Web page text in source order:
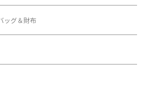
ッグ＆財布